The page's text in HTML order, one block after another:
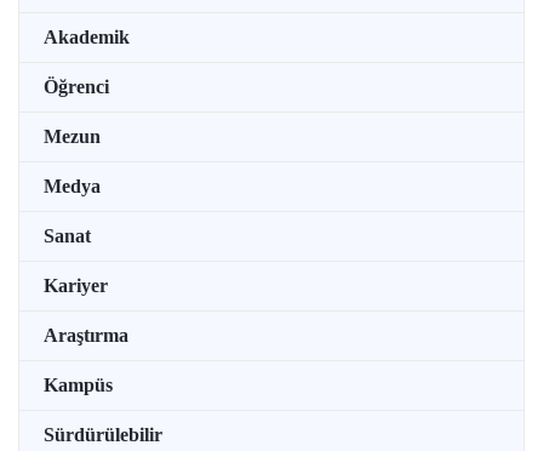
Akademik
Öğrenci
Mezun
Medya
Sanat
Kariyer
Araştırma
Kampüs
Sürdürülebilir